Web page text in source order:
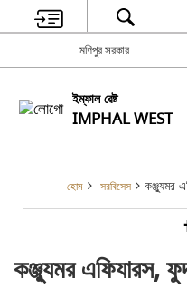
মণিপুর সরকার
ইম্ফাল ৱেষ্ট
IMPHAL WEST
হোম সরবিসেস কঞ্জু্যমর
কঞ্জু্যমর এফিযারস,